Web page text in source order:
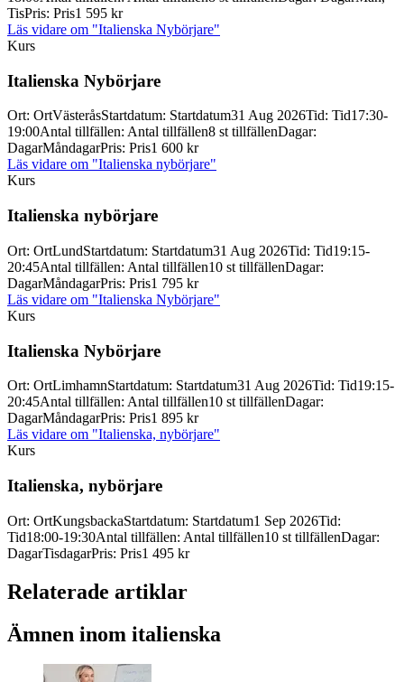
TisPris: Pris1 595 kr
Läs vidare om "Italienska Nybörjare"
Kurs
Italienska Nybörjare
Ort: OrtVästeråsStartdatum: Startdatum31 Aug 2026Tid: Tid17:30-
19:00Antal tillfällen: Antal tillfällen8 st tillfällenDagar:
DagarMåndagarPris: Pris1 600 kr
Läs vidare om "Italienska nybörjare"
Kurs
Italienska nybörjare
Ort: OrtLundStartdatum: Startdatum31 Aug 2026Tid: Tid19:15-
20:45Antal tillfällen: Antal tillfällen10 st tillfällenDagar:
DagarMåndagarPris: Pris1 795 kr
Läs vidare om "Italienska Nybörjare"
Kurs
Italienska Nybörjare
Ort: OrtLimhamnStartdatum: Startdatum31 Aug 2026Tid: Tid19:15-
20:45Antal tillfällen: Antal tillfällen10 st tillfällenDagar:
DagarMåndagarPris: Pris1 895 kr
Läs vidare om "Italienska, nybörjare"
Kurs
Italienska, nybörjare
Ort: OrtKungsbackaStartdatum: Startdatum1 Sep 2026Tid:
Tid18:00-19:30Antal tillfällen: Antal tillfällen10 st tillfällenDagar:
DagarTisdagarPris: Pris1 495 kr
Relaterade artiklar
Ämnen inom italienska